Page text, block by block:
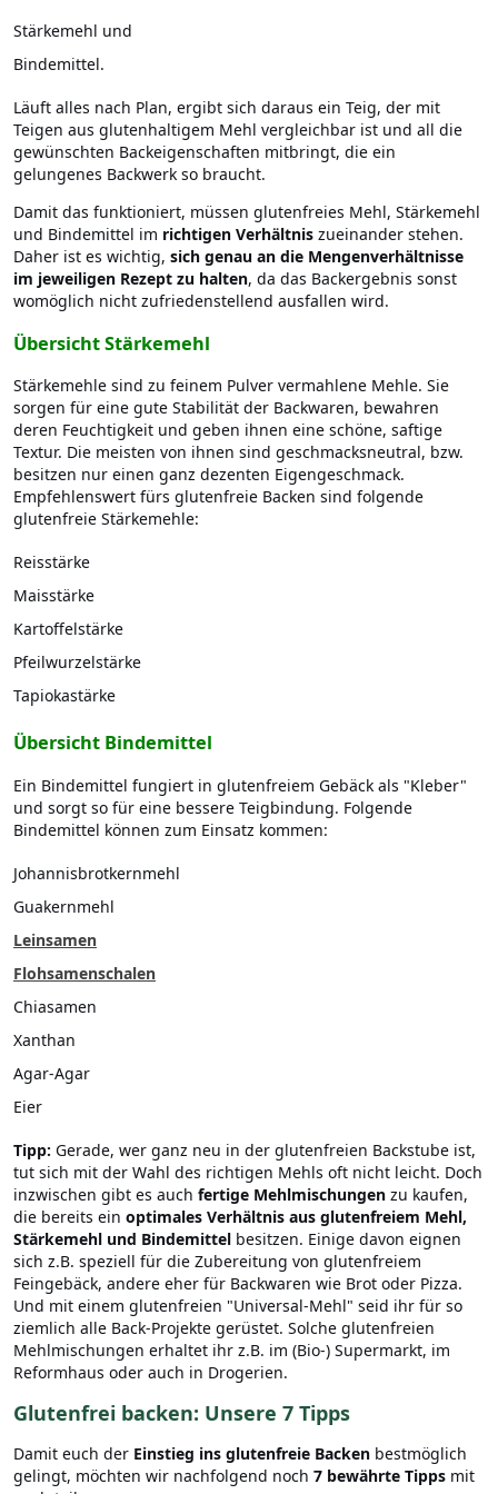
Stärkemehl und
Bindemittel.
Läuft alles nach Plan, ergibt sich daraus ein Teig, der mit
Teigen aus glutenhaltigem Mehl vergleichbar ist und all die
gewünschten Backeigenschaften mitbringt, die ein
gelungenes Backwerk so braucht.
Damit das funktioniert, müssen glutenfreies Mehl, Stärkemehl
und Bindemittel im richtigen Verhältnis zueinander stehen.
Daher ist es wichtig, sich genau an die Mengenverhältnisse
im jeweiligen Rezept zu halten, da das Backergebnis sonst
womöglich nicht zufriedenstellend ausfallen wird.
Übersicht Stärkemehl
Stärkemehle sind zu feinem Pulver vermahlene Mehle. Sie
sorgen für eine gute Stabilität der Backwaren, bewahren
deren Feuchtigkeit und geben ihnen eine schöne, saftige
Textur. Die meisten von ihnen sind geschmacksneutral, bzw.
besitzen nur einen ganz dezenten Eigengeschmack.
Empfehlenswert fürs glutenfreie Backen sind folgende
glutenfreie Stärkemehle:
Reisstärke
Maisstärke
Kartoffelstärke
Pfeilwurzelstärke
Tapiokastärke
Übersicht Bindemittel
Ein Bindemittel fungiert in glutenfreiem Gebäck als "Kleber"
und sorgt so für eine bessere Teigbindung. Folgende
Bindemittel können zum Einsatz kommen:
Johannisbrotkernmehl
Guakernmehl
Leinsamen
Flohsamenschalen
Chiasamen
Xanthan
Agar-Agar
Eier
Tipp: Gerade, wer ganz neu in der glutenfreien Backstube ist,
tut sich mit der Wahl des richtigen Mehls oft nicht leicht. Doch
inzwischen gibt es auch fertige Mehlmischungen zu kaufen,
die bereits ein optimales Verhältnis aus glutenfreiem Mehl,
Stärkemehl und Bindemittel besitzen. Einige davon eignen
sich z.B. speziell für die Zubereitung von glutenfreiem
Feingebäck, andere eher für Backwaren wie Brot oder Pizza.
Und mit einem glutenfreien "Universal-Mehl" seid ihr für so
ziemlich alle Back-Projekte gerüstet. Solche glutenfreien
Mehlmischungen erhaltet ihr z.B. im (Bio-) Supermarkt, im
Reformhaus oder auch in Drogerien.
Glutenfrei backen: Unsere 7 Tipps
Damit euch der Einstieg ins glutenfreie Backen bestmöglich
gelingt, möchten wir nachfolgend noch 7 bewährte Tipps mit